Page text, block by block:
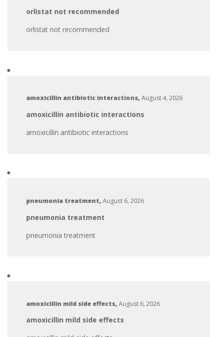
orlistat not recommended
orlistat not recommended
amoxicillin antibiotic interactions,August 4, 2026
amoxicillin antibiotic interactions
amoxicillin antibiotic interactions
pneumonia treatment,August 6, 2026
pneumonia treatment
pneumonia treatment
amoxicillin mild side effects,August 6, 2026
amoxicillin mild side effects